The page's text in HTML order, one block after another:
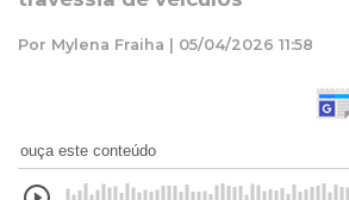
Por Mylena Fraiha | 05/04/2026 11:58
ouça este conteúdo